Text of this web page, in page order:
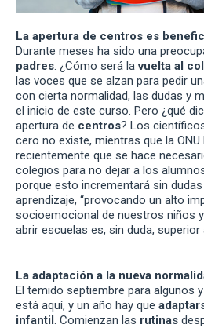
La apertura de centros es
Durante meses ha sido una
padres. ¿Cómo será lavuelta al
las voces que se alzan para pedir
con cierta normalidad, las dudas y
el inicio de este curso. Pero ¿qué
apertura de centros? Los
cero no existe, mientras que la
recientemente que se hace
colegios para no dejar a los
porque esto incrementará sin
aprendizaje, “provocando un alto
socioemocional de nuestros niños
abrir escuelas es, sin duda,
La adaptación a la nueva
El temido septiembre para algunos
está aquí, y un año hay que
infantil. Comienzan las rutinas